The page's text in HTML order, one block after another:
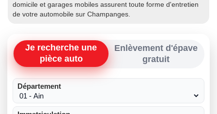
domicile et garages mobiles assurent toute forme d'entretien
de votre automobile sur Champanges.
Je recherche une
pièce auto
Enlèvement d'épave
gratuit
Département